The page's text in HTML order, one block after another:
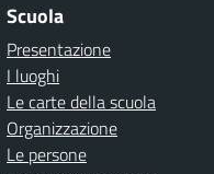
Scuola
Presentazione
I luoghi
Le carte della scuola
Organizzazione
Le persone